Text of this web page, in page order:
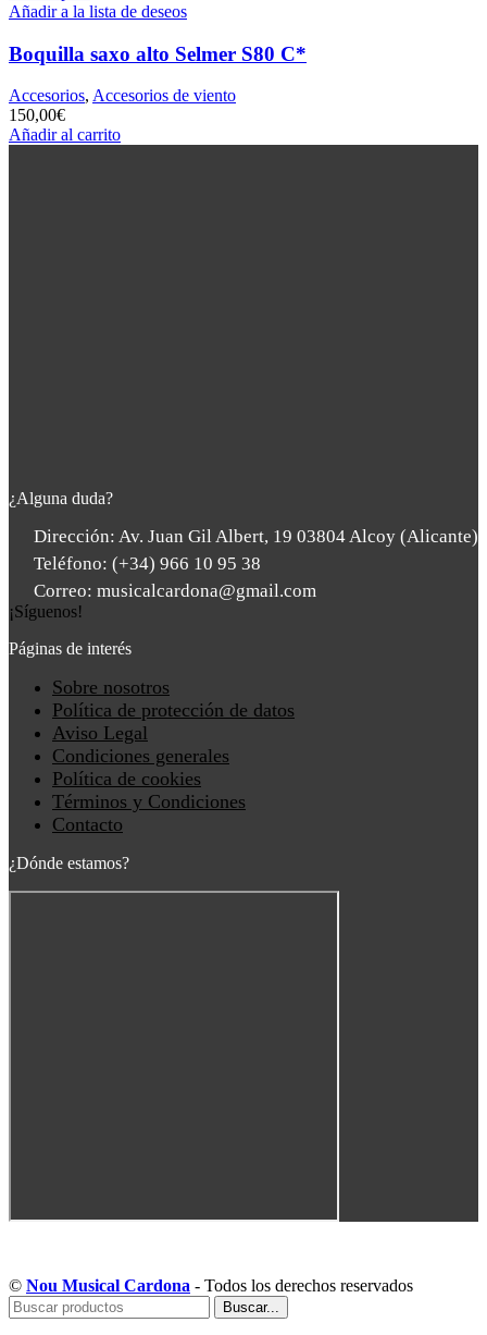
Añadir a la lista de deseos
Boquilla saxo alto Selmer S80 C*
Accesorios, Accesorios de viento
150,00€
Añadir al carrito
¿Alguna duda?
Dirección: Av. Juan Gil Albert, 19 03804 Alcoy (Alicante)
Teléfono: (+34) 966 10 95 38
Correo: musicalcardona@gmail.com
¡Síguenos!
Páginas de interés
Main
Sobre nosotros
Política de protección de datos
Aviso Legal
Condiciones generales
Política de cookies
Términos y Condiciones
Contacto
¿Dónde estamos?
© Nou Musical Cardona - Todos los derechos reservados
Buscar...